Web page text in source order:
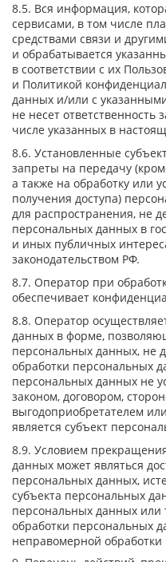
8.5. Вся информация,
сервисами, в том числе
средствами связи и
и обрабатывается
в соответствии с их
и Политикой
данных и/или с
не несет ответственность
числе указанных в
8.6. Установленные
запреты на передачу
а также на обработку или
получения доступа)
для распространения, не
персональных данных в
и иных публичных
законодательством РФ.
8.7. Оператор при
обеспечивает
8.8. Оператор
данных в форме,
персональных данных, не
обработки персональных
персональных данных не
законом, договором,
выгодоприобретателем
является субъект
8.9. Условием
данных может являться
персональных данных,
субъекта персональных
персональных данных
обработки персональных
неправомерной